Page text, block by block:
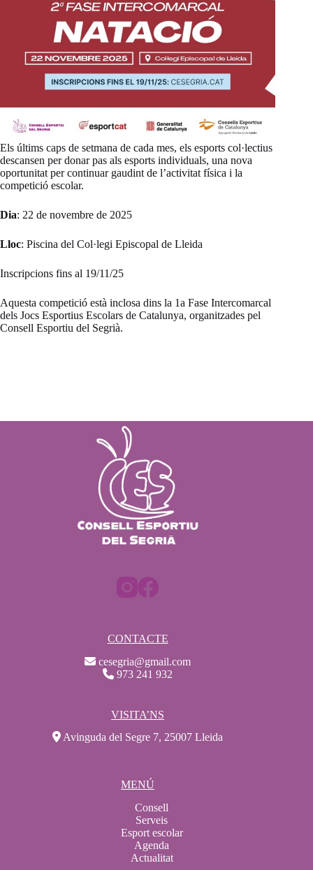
Els últims caps de setmana de cada mes, els esports col·lectius
descansen per donar pas als esports individuals, una nova
oportunitat per continuar gaudint de l’activitat física i la
competició escolar.
Dia: 22 de novembre de 2025
Lloc: Piscina del Col·legi Episcopal de Lleida
Inscripcions fins al 19/11/25
Aquesta competició està inclosa dins la 1a Fase Intercomarcal
dels Jocs Esportius Escolars de Catalunya, organitzades pel
Consell Esportiu del Segrià.
CONTACTE
cesegria@gmail.com
973 241 932
VISITA’NS
Avinguda del Segre 7, 25007 Lleida
MENÚ
Consell
Serveis
Esport escolar
Agenda
Actualitat